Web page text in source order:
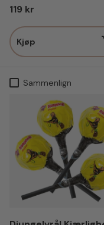
Vanlig pris
119 kr
Kjøp
Sammenlign